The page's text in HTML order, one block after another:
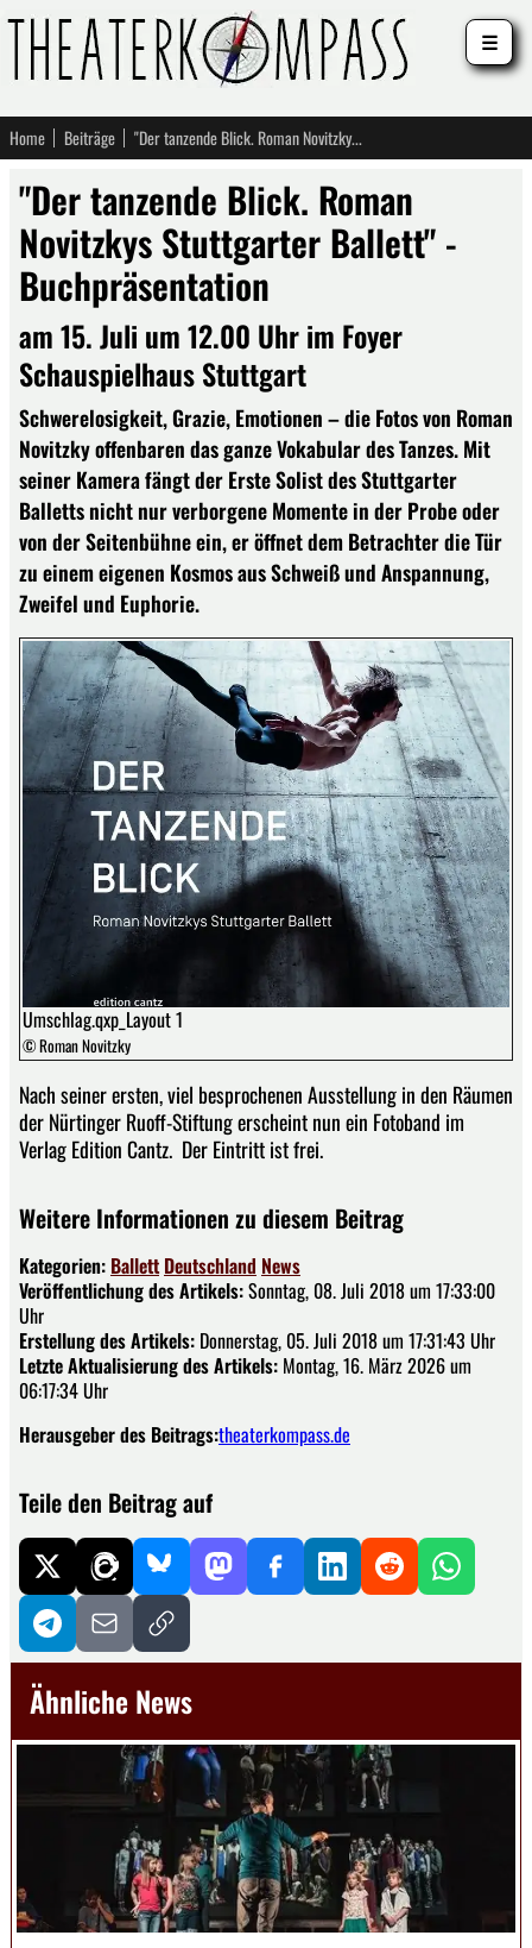
Home Beiträge "Der tanzende Blick. Roman Novitzkys Stuttgarter Ballett" - Buchpräsentation
"Der tanzende Blick. Roman
Novitzkys Stuttgarter Ballett" -
Buchpräsentation
am 15. Juli um 12.00 Uhr im Foyer
Schauspielhaus Stuttgart
Schwerelosigkeit, Grazie, Emotionen – die Fotos von Roman
Novitzky offenbaren das ganze Vokabular des Tanzes. Mit
seiner Kamera fängt der Erste Solist des Stuttgarter
Balletts nicht nur verborgene Momente in der Probe oder
von der Seitenbühne ein, er öffnet dem Betrachter die Tür
zu einem eigenen Kosmos aus Schweiß und Anspannung,
Zweifel und Euphorie.
Umschlag.qxp_Layout 1
© Roman Novitzky
Nach seiner ersten, viel besprochenen Ausstellung in den Räumen
der Nürtinger Ruoff-Stiftung erscheint nun ein Fotoband im
Verlag Edition Cantz. Der Eintritt ist frei.
Weitere Informationen zu diesem Beitrag
Kategorien: Ballett Deutschland News
Veröffentlichung des Artikels:Sonntag, 08. Juli 2018 um 17:33:00
Uhr
Erstellung des Artikels: Donnerstag, 05. Juli 2018 um 17:31:43 Uhr
Letzte Aktualisierung des Artikels: Montag, 16. März 2026 um
06:17:34 Uhr
Herausgeber des Beitrags:theaterkompass.de
Teile den Beitrag auf
Ähnliche News
☰